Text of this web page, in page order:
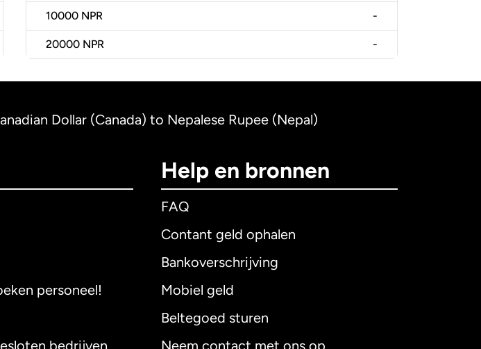
10000 NPR -
20000 NPR -
Dollar (Canada) to Nepalese Rupee (Nepal)
personeel!
Help en bronnen
FAQ
Contant geld ophalen
Bankoverschrijving
Mobiel geld
Beltegoed sturen